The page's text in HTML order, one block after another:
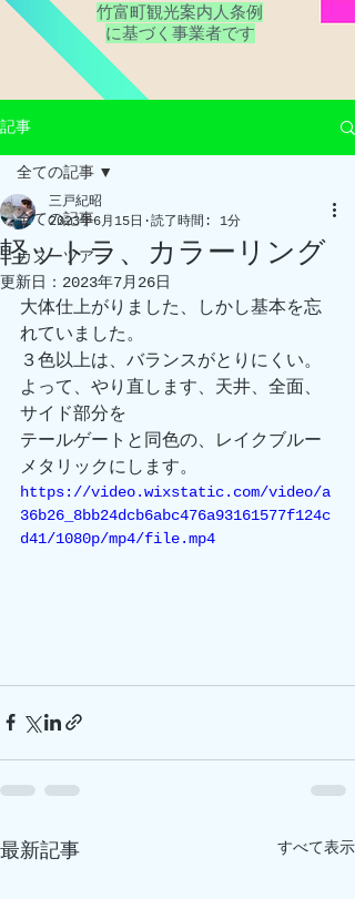
竹富町観光案内人条例
​に基づく事業者です
記事
全ての記事
カヌーツアー
全ての記事
軽ットラ、カラーリング
三戸紀昭
2023年6月15日
読了時間: 1分
更新日： 2023年7月26日
大体仕上がりました、しかし基本を忘
れていました。
３色以上は、バランスがとりにくい。
よって、やり直します、天井、全面、
サイド部分を
テールゲートと同色の、レイクブルー
メタリックにします。
https://video.wixstatic.com/video/a
36b26_8bb24dcb6abc476a93161577f124c
d41/1080p/mp4/file.mp4
最新記事 すべて表示